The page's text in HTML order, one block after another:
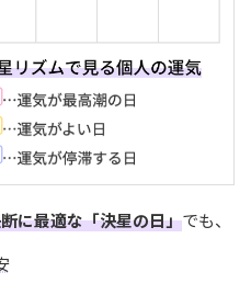
に最適な「決星の日」でも、